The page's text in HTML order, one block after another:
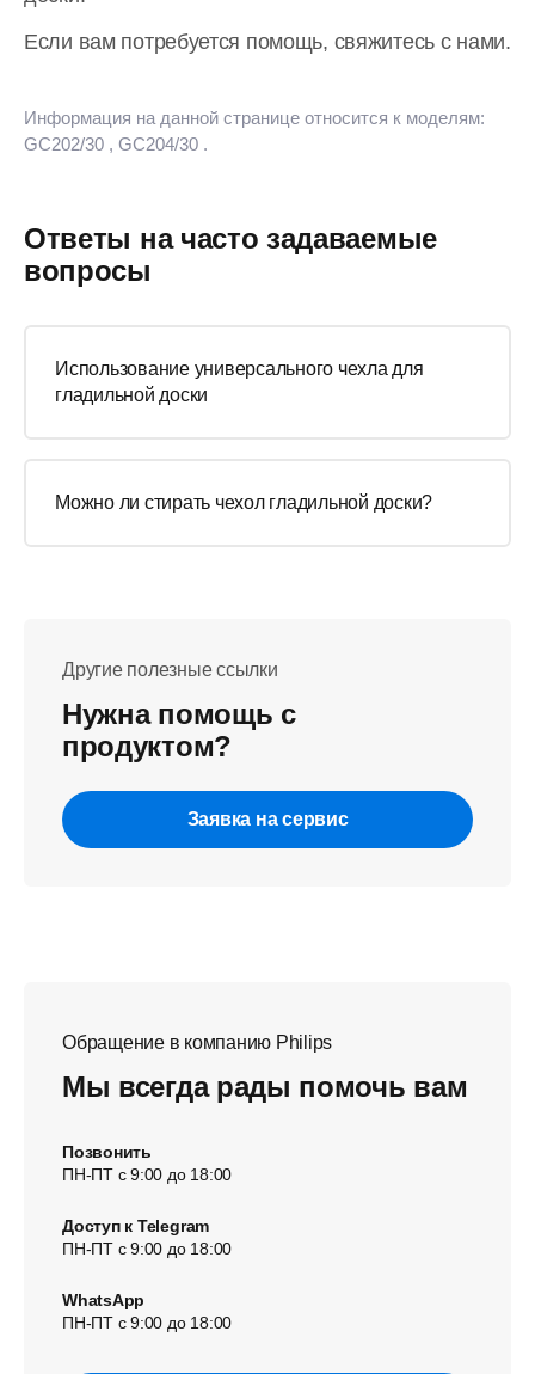
Если вам потребуется помощь, свяжитесь с нами.
Информация на данной странице относится к моделям:
GC202/30 , GC204/30 .
Ответы на часто задаваемые
вопросы
Использование универсального чехла для
гладильной доски
Можно ли стирать чехол гладильной доски?
Другие полезные ссылки
Нужна помощь с
продуктом?
Заявка на сервис
Обращение в компанию Philips
Мы всегда рады помочь вам
Позвонить
ПН-ПТ с 9:00 до 18:00
Доступ к Telegram
ПН-ПТ с 9:00 до 18:00
WhatsApp
ПН-ПТ с 9:00 до 18:00